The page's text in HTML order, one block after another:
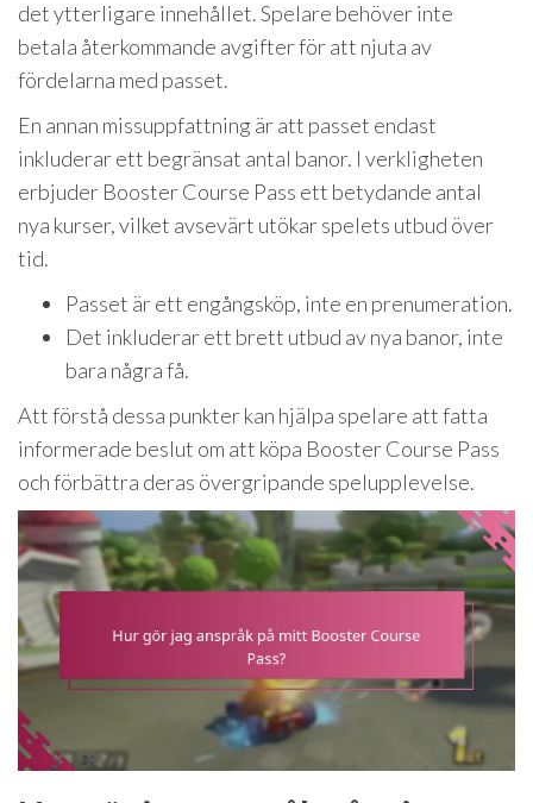
det ytterligare innehållet. Spelare behöver inte
betala återkommande avgifter för att njuta av
fördelarna med passet.
En annan missuppfattning är att passet endast
inkluderar ett begränsat antal banor. I verkligheten
erbjuder Booster Course Pass ett betydande antal
nya kurser, vilket avsevärt utökar spelets utbud över
tid.
Passet är ett engångsköp, inte en prenumeration.
Det inkluderar ett brett utbud av nya banor, inte
bara några få.
Att förstå dessa punkter kan hjälpa spelare att fatta
informerade beslut om att köpa Booster Course Pass
och förbättra deras övergripande spelupplevelse.